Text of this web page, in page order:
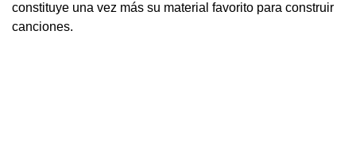
constituye una vez más su material favorito para construir
canciones.